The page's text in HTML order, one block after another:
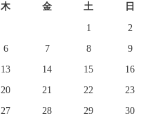
木 金 土 日
1
2
6 7 8
9
13 14 15
16
20 21 22
23
27 28 29
30